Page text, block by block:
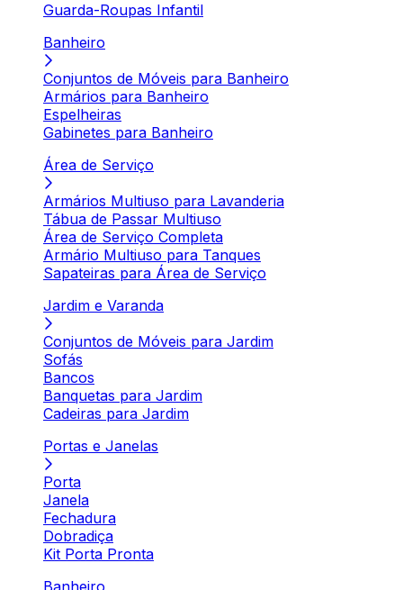
Guarda-Roupas Infantil
Banheiro
Conjuntos de Móveis para Banheiro
Armários para Banheiro
Espelheiras
Gabinetes para Banheiro
Área de Serviço
Armários Multiuso para Lavanderia
Tábua de Passar Multiuso
Área de Serviço Completa
Armário Multiuso para Tanques
Sapateiras para Área de Serviço
Jardim e Varanda
Conjuntos de Móveis para Jardim
Sofás
Bancos
Banquetas para Jardim
Cadeiras para Jardim
Portas e Janelas
Porta
Janela
Fechadura
Dobradiça
Kit Porta Pronta
Banheiro